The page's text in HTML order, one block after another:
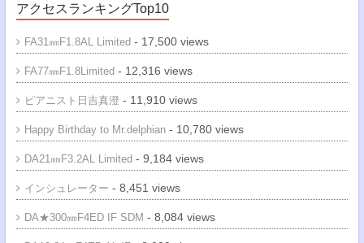
アクセスランキングTop10
FA31㎜F1.8AL Limited- 17,500 views
FA77㎜F1.8Limited- 12,316 views
ピアニスト日吉真澄 - 11,910 views
Happy Birthday to Mr.delphian- 10,780 views
DA21㎜F3.2AL Limited- 9,184 views
インシュレーター - 8,451 views
DA★300㎜F4ED IF SDM - 8,084 views